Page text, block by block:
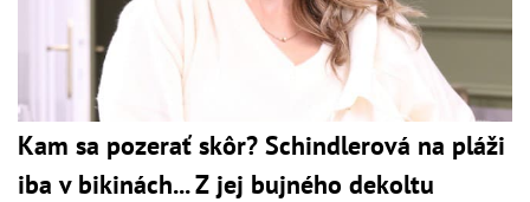
Kam sa pozerať skôr? Schindlerová na pláži
iba v bikinách... Z jej bujného dekoltu